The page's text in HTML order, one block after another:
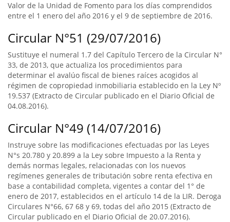
Valor de la Unidad de Fomento para los días comprendidos
entre el 1 enero del año 2016 y el 9 de septiembre de 2016.
Circular N°51 (29/07/2016)
Sustituye el numeral 1.7 del Capítulo Tercero de la Circular N°
33, de 2013, que actualiza los procedimientos para
determinar el avalúo fiscal de bienes raíces acogidos al
régimen de copropiedad inmobiliaria establecido en la Ley Nº
19.537 (Extracto de Circular publicado en el Diario Oficial de
04.08.2016).
Circular N°49 (14/07/2016)
Instruye sobre las modificaciones efectuadas por las Leyes
N°s 20.780 y 20.899 a la Ley sobre Impuesto a la Renta y
demás normas legales, relacionadas con los nuevos
regímenes generales de tributación sobre renta efectiva en
base a contabilidad completa, vigentes a contar del 1° de
enero de 2017, establecidos en el artículo 14 de la LIR. Deroga
Circulares N°66, 67 68 y 69, todas del año 2015 (Extracto de
Circular publicado en el Diario Oficial de 20.07.2016).